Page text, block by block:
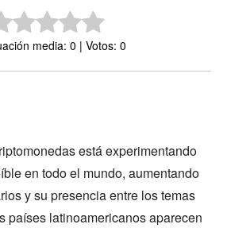
media: 0 | Votos: 0
está experimentando
en todo el mundo, aumentando
y su presencia entre los temas
países latinoamericanos aparecen